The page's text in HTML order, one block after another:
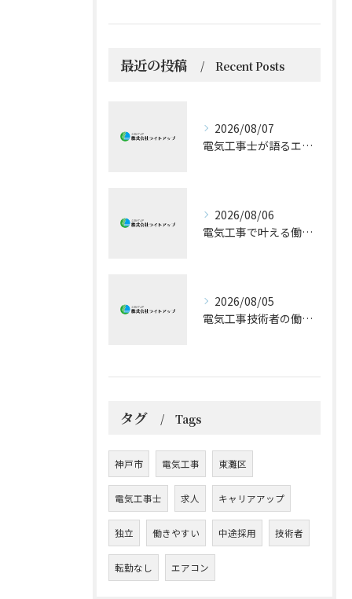
最近の投稿 Recent Posts
2026/08/07
電気工事士が語るエアコン技術の極意
2026/08/06
電気工事で叶える働きやすい環境とキャリア形成
2026/08/05
電気工事技術者の働きやすさと成長戦略
タグ Tags
神戸市 電気工事 東灘区
電気工事士 求人 キャリアアップ
独立 働きやすい 中途採用 技術者
転勤なし エアコン